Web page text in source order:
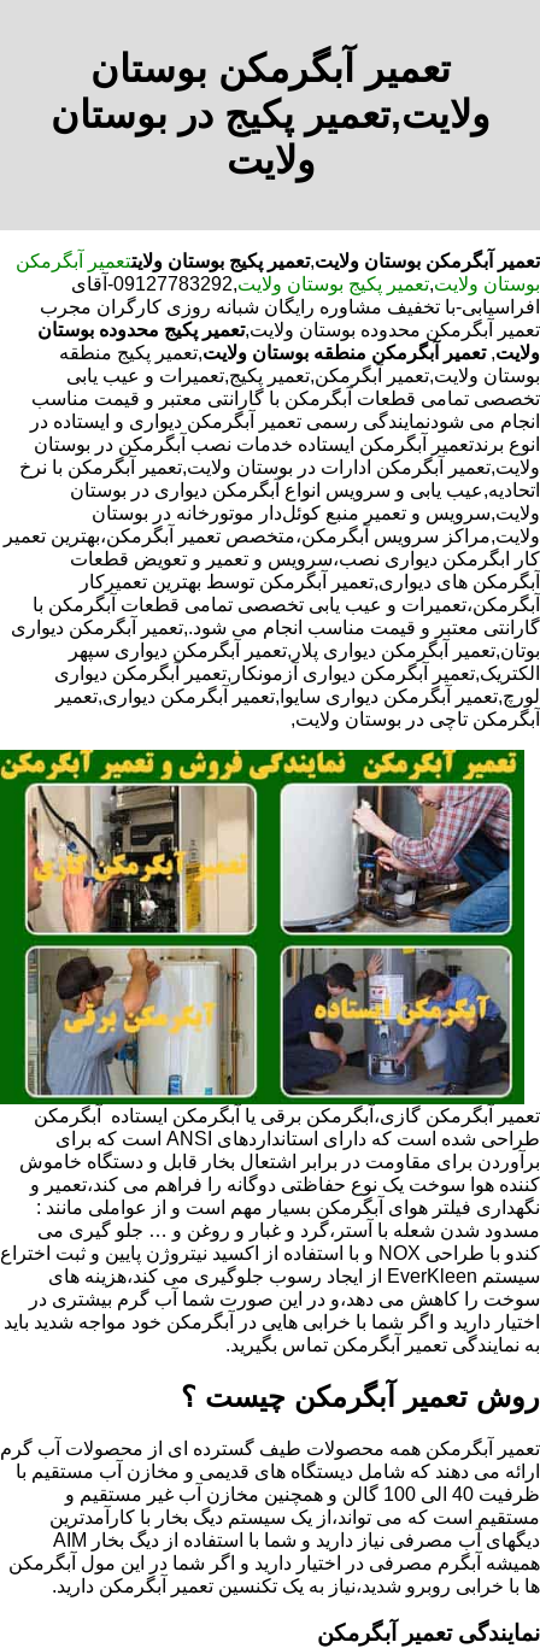
تعمیر آبگرمکن بوستان
ولایت,تعمیر پکیج در بوستان
ولایت
تعمیر آبگرمکن بوستان ولایت,تعمیر پکیج بوستان ولایتتعمیر آبگرمکن
بوستان ولایت,تعمیر پکیج بوستان ولایت
,09127783292-آقای
افراسیابی-با تخفیف مشاوره رایگان شبانه روزی کارگران مجرب
تعمیر آبگرمکن محدوده بوستان ولایت,تعمیر پکیج محدوده بوستان
ولایت, تعمیر آبگرمکن منطقه بوستان ولایت,تعمیر پکیج منطقه
بوستان ولایت,تعمیر آبگرمکن,تعمیر پکیج,تعمیرات و عیب یابی
تخصصی تمامی قطعات آبگرمکن با گارانتی معتبر و قیمت مناسب
انجام می شودنمایندگی رسمی تعمیر آبگرمکن دیواری و ایستاده در
انوع برندتعمیر آبگرمکن ایستاده خدمات نصب آبگرمکن در بوستان
ولایت,تعمیر آبگرمکن ادارات در بوستان ولایت,تعمیر آبگرمکن با نرخ
اتحادیه,عیب یابی و سرویس انواع آبگرمکن دیواری در بوستان
ولایت,سرویس و تعمیر منبع کوئل‌دار موتورخانه در بوستان
ولایت,مراکز سرویس آبگرمکن،متخصص تعمیر آبگرمکن،بهترین تعمیر
کار ابگرمکن دیواری نصب،سرویس و تعمیر و تعویض قطعات
آبگرمکن های دیواری,تعمیر آبگرمکن توسط بهترین تعمیرکار
آبگرمکن،تعمیرات و عیب یابی تخصصی تمامی قطعات آبگرمکن با
گارانتی معتبر و قیمت مناسب انجام می شود.,تعمیر آبگرمکن دیواری
بوتان,تعمیر آبگرمکن دیواری پلار,تعمیر آبگرمکن دیواری سپهر
الکتریک,تعمیر آبگرمکن دیواری آزمونکار,تعمیر آبگرمکن دیواری
لورچ,تعمیر آبگرمکن دیواری سایوا,تعمیر آبگرمکن دیواری,تعمیر
آبگرمکن تاچی در بوستان ولایت,
تعمیر آبگرمکن گازی،آبگرمکن برقی یا آبگرمکن ایستاده ​ آبگرمکن
طراحی شده است که دارای استانداردهای ANSI است که برای
برآوردن برای مقاومت در برابر اشتعال بخار قابل و دستگاه خاموش
کننده هوا سوخت یک نوع حفاظتی دوگانه را فراهم می کند،تعمیر و
نگهداری فیلتر هوای آبگرمکن بسیار مهم است و از عواملی مانند :
مسدود شدن شعله با آستر،گرد و غبار و روغن و … جلو گیری می
کندو با طراحی NOX و با استفاده از اکسید نیتروژن پایین و ثبت اختراع
سیستم EverKleen از ایجاد رسوب جلوگیری می کند،هزینه های
سوخت را کاهش می دهد،و در این صورت شما آب گرم بیشتری در
اختیار دارید و اگر شما با خرابی هایی در آبگرمکن خود مواجه شدید باید
به نمایندگی تعمیر آبگرمکن تماس بگیرید.
روش تعمیر آبگرمکن چیست ؟
تعمیر آبگرمکن همه محصولات طیف گسترده ای از محصولات آب گرم
ارائه می دهند که شامل دیستگاه های قدیمی و مخازن آب مستقیم با
ظرفیت 40 الی 100 گالن و همچنین مخازن آب غیر مستقیم و
مستقیم است که می تواند،از یک سیستم دیگ بخار با کارآمدترین
دیگهای آب مصرفی نیاز دارید و شما با استفاده از دیگ بخار AIM
همیشه آبگرم مصرفی در اختیار دارید و اگر شما در این مول آبگرمکن
ها با خرابی روبرو شدید،نیاز به یک تکنسین تعمیر آبگرمکن دارید.
نمایندگی تعمیر آبگرمکن